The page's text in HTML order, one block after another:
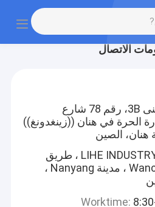
الاتصال
غرفة 2819، مبنى 3B، رقم 78 شارع
الحرة في هنان ((زينغدونغ))
هنان، الصين
شركة LIHE INDUSTRY ، طريق
Weijiu ، منطقة Wancheng ، مدينة Nanyang ،
Worktime: